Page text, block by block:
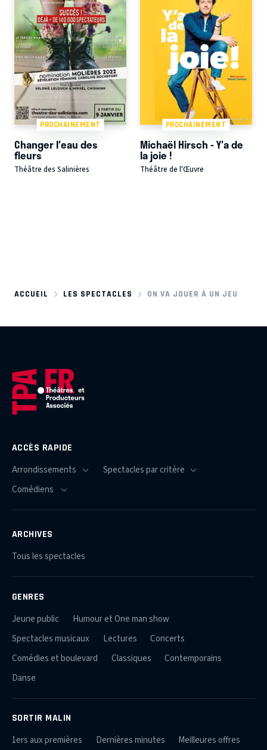
PROCHAINEMENT
Changer l'eau des
fleurs
Théâtre des Salinières
PROCHAINEMENT
Michaël Hirsch - Y'a de
la joie !
Théâtre de l'Œuvre
ACCUEIL LES SPECTACLES ON VA JOUER À UN JEU
ACCÈS RAPIDE
ARCHIVES
Tous les spectacles
GENRES
Jeune public
Humour et One man show
Spectacles musicaux
Lectures
Concerts
Comédies et boulevard
Classiques
Contemporains
Danse
SORTIR MALIN
1ers aux premières Dernières minutes Meilleures offres